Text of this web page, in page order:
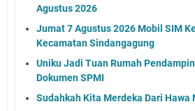
Agustus 2026
Jumat 7 Agustus 2026 Mobil SIM
Kecamatan Sindangagung
Uniku Jadi Tuan Rumah
Dokumen SPMI
Sudahkah Kita Merdeka Dari Hawa